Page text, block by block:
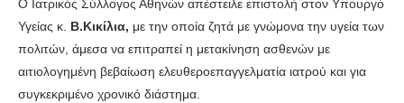
Ο Ιατρικός Σύλλογος Αθηνών απέστειλε επιστολή στον Υπουργό
Υγείας κ. Β.Κικίλια, με την οποία ζητά με γνώμονα την υγεία των
πολιτών, άμεσα να επιτραπεί η μετακίνηση ασθενών με
αιτιολογημένη βεβαίωση ελευθεροεπαγγελματία ιατρού και για
συγκεκριμένο χρονικό διάστημα.